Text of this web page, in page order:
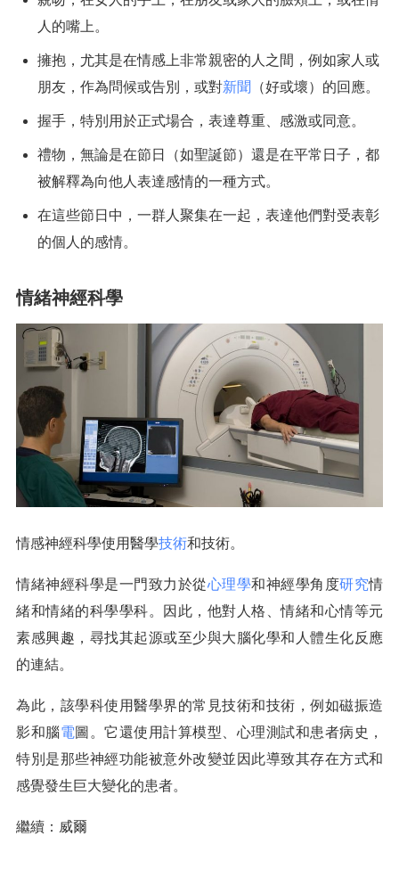
人的嘴上。
擁抱，尤其是在情感上非常親密的人之間，例如家人或
朋友，作為問候或告別，或對新聞 （好或壞）的回應。
握手，特別用於正式場合，表達尊重、感激或同意。
禮物，無論是在節日（如聖誕節）還是在平常日子，都
被解釋為向他人表達感情的一種方式。
在這些節日中，一群人聚集在一起，表達他們對受表彰
的個人的感情。
情緒神經科學
情感神經科學使用醫學技術和技術。
情緒神經科學是一門致力於從心理學和神經學角度研究情
緒和情緒的科學學科。因此，他對人格、情緒和心情等元
素感興趣，尋找其起源或至少與大腦化學和人體生化反應
的連結。
為此，該學科使用醫學界的常見技術和技術，例如磁振造
影和腦電圖。它還使用計算模型、心理測試和患者病史，
特別是那些神經功能被意外改變並因此導致其存在方式和
感覺發生巨大變化的患者。
繼續：威爾